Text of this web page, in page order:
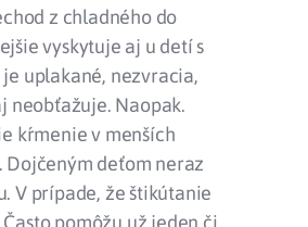
z chladného do
vyskytuje aj u detí s
uplakané, nezvracia,
neobťažuje. Naopak.
kŕmenie v menších
deťom neraz
V prípade, že štikútanie
pomôžu už jeden či